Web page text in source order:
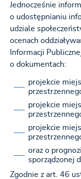
Jednocześnie
o udostępnianiu
udziale
ocenach
Informacji
o dokumentach:
projekcie
projekcie
projekcie
oraz o
sporządzonej
Zgodnie z art. 46